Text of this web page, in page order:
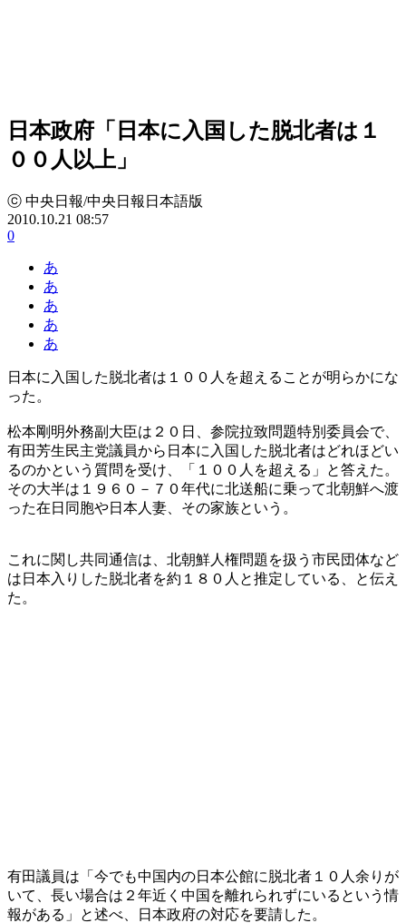
日本政府「日本に入国した脱北者は１
００人以上」
ⓒ 中央日報/中央日報日本語版
2010.10.21 08:57
0
あ
あ
あ
あ
あ
日本に入国した脱北者は１００人を超えることが明らかにな
った。
松本剛明外務副大臣は２０日、参院拉致問題特別委員会で、
有田芳生民主党議員から日本に入国した脱北者はどれほどい
るのかという質問を受け、「１００人を超える」と答えた。
その大半は１９６０－７０年代に北送船に乗って北朝鮮へ渡
った在日同胞や日本人妻、その家族という。
これに関し共同通信は、北朝鮮人権問題を扱う市民団体など
は日本入りした脱北者を約１８０人と推定している、と伝え
た。
有田議員は「今でも中国内の日本公館に脱北者１０人余りが
いて、長い場合は２年近く中国を離れられずにいるという情
報がある」と述べ、日本政府の対応を要請した。